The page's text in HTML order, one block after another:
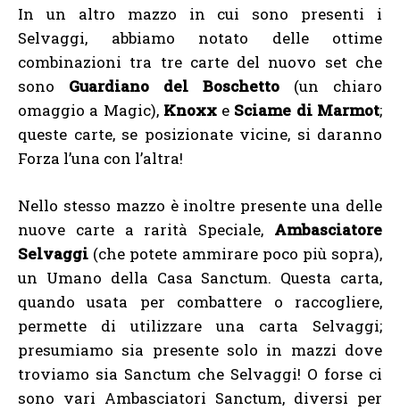
In un altro mazzo in cui sono presenti i
Selvaggi, abbiamo notato delle ottime
combinazioni tra tre carte del nuovo set che
sono Guardiano del Boschetto (un chiaro
omaggio a Magic), Knoxxe Sciame di Marmot;
queste carte, se posizionate vicine, si daranno
Forza l’una con l’altra!
Nello stesso mazzo è inoltre presente una delle
nuove carte a rarità Speciale, Ambasciatore
Selvaggi (che potete ammirare poco più sopra),
un Umano della Casa Sanctum. Questa carta,
quando usata per combattere o raccogliere,
permette di utilizzare una carta Selvaggi;
presumiamo sia presente solo in mazzi dove
troviamo sia Sanctum che Selvaggi! O forse ci
sono vari Ambasciatori Sanctum, diversi per